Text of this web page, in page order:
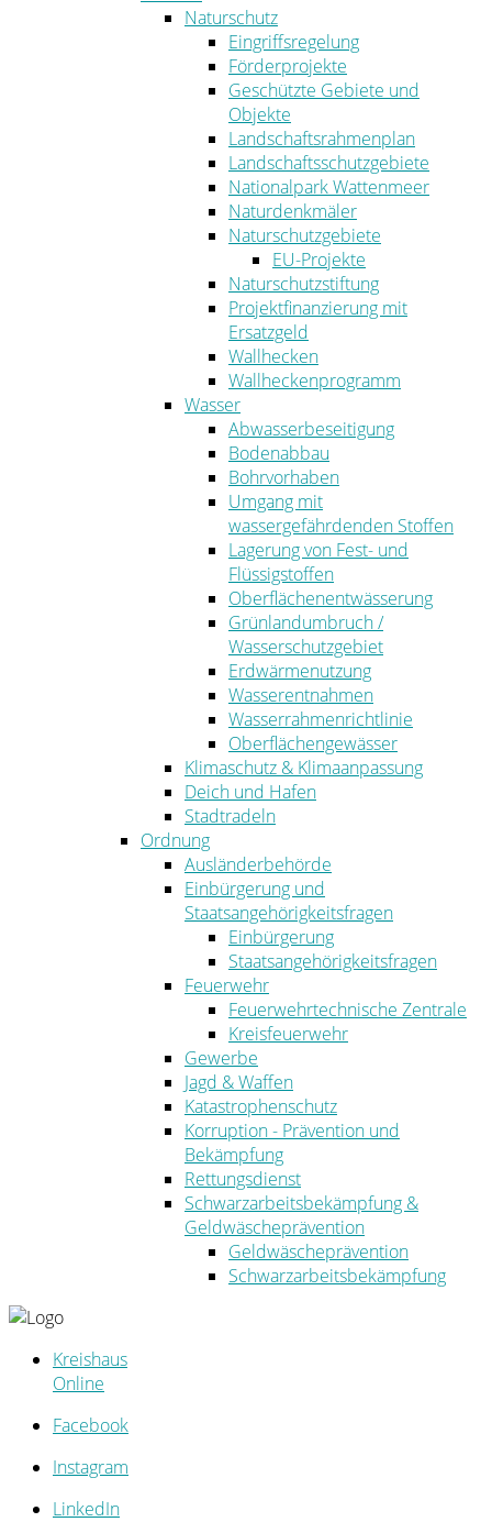
Naturschutz
Eingriffsregelung
Förderprojekte
Geschützte Gebiete und
Objekte
Landschaftsrahmenplan
Landschaftsschutzgebiete
Nationalpark Wattenmeer
Naturdenkmäler
Naturschutzgebiete
EU-Projekte
Naturschutzstiftung
Projektfinanzierung mit
Ersatzgeld
Wallhecken
Wallheckenprogramm
Wasser
Abwasserbeseitigung
Bodenabbau
Bohrvorhaben
Umgang mit
wassergefährdenden Stoffen
Lagerung von Fest- und
Flüssigstoffen
Oberflächenentwässerung
Grünlandumbruch /
Wasserschutzgebiet
Erdwärmenutzung
Wasserentnahmen
Wasserrahmenrichtlinie
Oberflächengewässer
Klimaschutz & Klimaanpassung
Deich und Hafen
Stadtradeln
Ordnung
Ausländerbehörde
Einbürgerung und
Staatsangehörigkeitsfragen
Einbürgerung
Staatsangehörigkeitsfragen
Feuerwehr
Feuerwehrtechnische Zentrale
Kreisfeuerwehr
Gewerbe
Jagd & Waffen
Katastrophenschutz
Korruption - Prävention und
Bekämpfung
Rettungsdienst
Schwarzarbeitsbekämpfung &
Geldwäscheprävention
Geldwäscheprävention
Schwarzarbeitsbekämpfung
Kreishaus
Online
Facebook
Instagram
LinkedIn